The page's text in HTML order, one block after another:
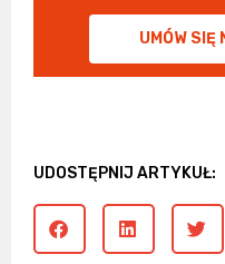
UMÓW SIĘ
UDOSTĘPNIJ ARTYKUŁ: